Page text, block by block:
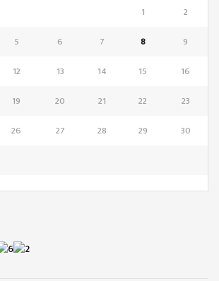
1
2
5 6 7 8
9
12 13 14 15
16
19 20 21 22
23
26 27 28 29
30